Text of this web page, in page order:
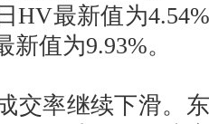
HV最新值为
值为9.93%。
率继续下滑。东